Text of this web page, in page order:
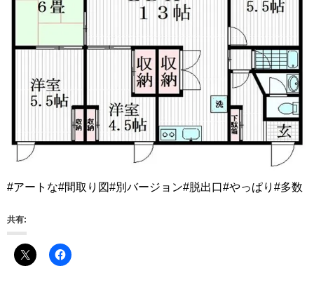
#アートな#間取り図#別バージョン#脱出口#やっぱり#多数
共有: